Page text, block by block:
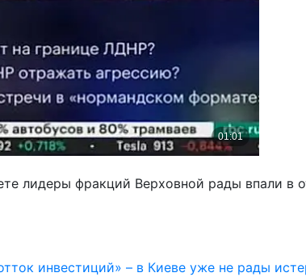
лидеры фракций Верховной рады впали в
инвестиций» – в Киеве уже не рады